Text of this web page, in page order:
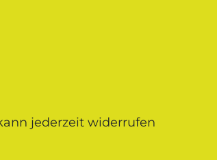
jederzeit widerrufen